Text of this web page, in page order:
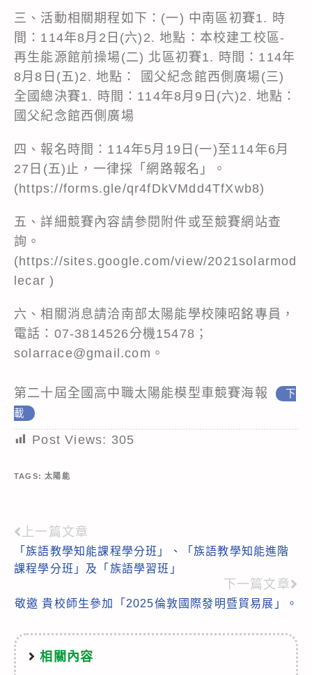
三、活動相關期程如下：(一) 中南區初賽1. 時
間：114年8月2日(六)2. 地點：本校建工校區-
再生能源館前操場(二) 北區初賽1. 時間：114年
8月8日(五)2. 地點： 國父紀念館西側廣場(三)
全國總決賽1. 時間：114年8月9日(六)2. 地點：
國父紀念館西側廣場
四、報名時間：114年5月19日(一)至114年6月
27日(五)止，一律採「網路報名」。
(https://forms.gle/qr4fDkVMdd4TfXwb8)
五、詳細競賽內容請參閱附件或至競賽網站查
詢。
(https://sites.google.com/view/2021solarmod
lecar )
六、相關消息請洽南部太陽能學校陳昭銘專員，
電話：07-3814526分機15478；
solarrace@gmail.com。
第二十屆全國高中職太陽能模型車競賽海報
下
載
Post Views: 305
TAGS:太陽能
Read
more
上一篇文章
「族語教學知能課程學分班」、「族語教學知能進階
課程學分班」及「族語學習班」
下一篇文章
敬邀 貴校師生參加「2025倫敦國際發明暨貿易展」。
相關內容